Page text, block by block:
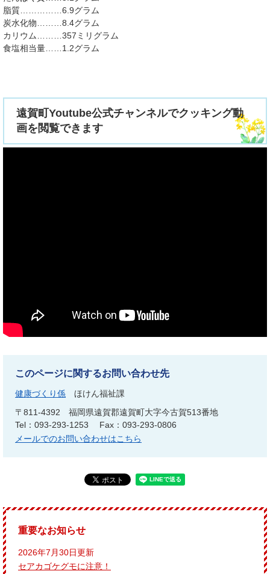
脂質……………6.9グラム
炭水化物………8.4グラム
カリウム………357ミリグラム
食塩相当量……1.2グラム
遠賀町Youtube公式チャンネルでクッキング動
画を閲覧できます
このページに関するお問い合わせ先
健康づくり係
ほけん福祉課
〒811-4392
福岡県遠賀郡遠賀町大字今古賀513番地
Tel：093-293-1253
Fax：093-293-0806
メールでのお問い合わせはこちら
重要なお知らせ
2026年7月30日更新
セアカゴケグモに注意！